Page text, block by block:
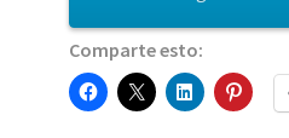
Comparte esto: